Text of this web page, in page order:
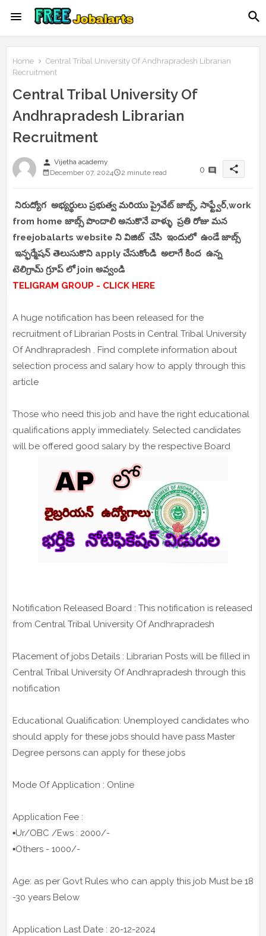
Home
Central Tribal University Of Andhrapradesh Librarian
Recruitment
Central Tribal University Of
Andhrapradesh Librarian
Recruitment
person Vijetha academy
December 07, 2024
2 minute read 0 share
నిరుద్యోగ అభ్యర్థులు ప్రభుత్వ మరియు ప్రైవేట్ జాబ్స్, సాఫ్ట్వేర్,work
from home జాబ్స్ పొందాలి అనుకొనే వాళ్ళు ప్రతి రోజు మన
freejobalarts website ని విజిట్ చేసి ఇందులో ఉండే జాబ్స్
ఇన్ఫర్మేషన్ తెలుసుకొని apply చేసుకోండి అలాగే కింద ఉన్న
టెలిగ్రామ్ గ్రూప్ లో join అవ్వండి
TELIGRAM GROUP - CLICK HERE
A huge notification has been released for the
recruitment of Librarian Posts in Central Tribal University
Of Andhrapradesh . Find complete information about
selection process and salary how to apply through this
article
Those who need this job and have the right educational
qualifications apply immediately. Selected candidates
will be offered good salary by the respective Board
Notification Released Board : This notification is released
from Central Tribal University Of Andhrapradesh
Placement of jobs Details : Librarian Posts will be filled in
Central Tribal University Of Andhrapradesh through this
notification
Educational Qualification: Unemployed candidates who
should apply for these jobs should have pass Master
Degree persons can apply for these jobs
Mode Of Application : Online
Application Fee :
▪️Ur/OBC /Ews : 2000/-
▪️Others - 1000/-
Age: as per Govt Rules who can apply this job Must be 18
-30 years Below
Application Last Date : 20-12-2024